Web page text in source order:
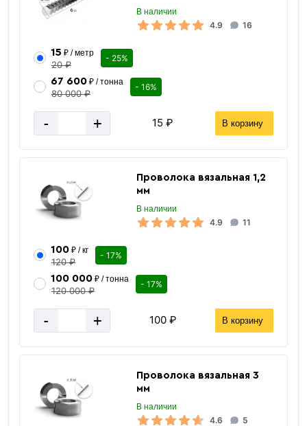
В наличии
4.9 16
15 ₽ / метр
20 ₽
- 25%
67 600₽ / тонна
80 000 ₽
- 16%
- + 15 ₽ В корзину
Проволока вязальная 1,2
мм
В наличии
4.9 11
100₽ / кг
120 ₽
- 17%
100 000₽ / тонна
120 000 ₽
- 17%
- + 100 ₽ В корзину
Проволока вязальная 3
мм
В наличии
4.6 5